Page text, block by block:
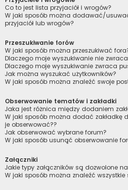
Co to jest lista przyjaciół i wrogów?
W jaki sposób można dodawać/
przyjaciół lub wrogów?
Przeszukiwanie forów
W jaki sposób można przeszukiwać
Dlaczego moje wyszukiwanie nie
Dlaczego moje wyszukiwanie zwraca
Jak można wyszukać użytkowników?
W jaki sposób można znaleźć swoje
Obserwowanie tematów i zakładki
Jaka jest różnica między dodaniem
W jaki sposób można dodać zakładkę
je obserwować??
Jak obserwować wybrane forum?
W jaki sposób usunąć obserwowanie
Załączniki
Jakie typy załączników są dozwolone
W jaki sposób można znaleźć wszystkie